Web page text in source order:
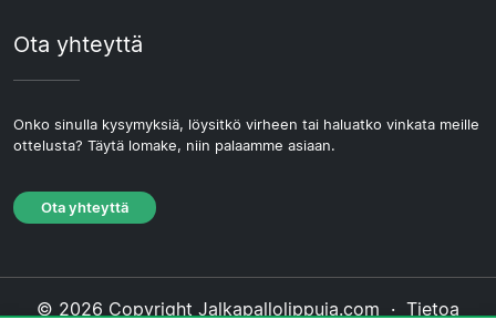
Ota yhteyttä
Onko sinulla kysymyksiä, löysitkö virheen tai haluatko vinkata meille
ottelusta? Täytä lomake, niin palaamme asiaan.
Ota yhteyttä
© 2026 Copyright Jalkapallolippuja.com · Tietoa